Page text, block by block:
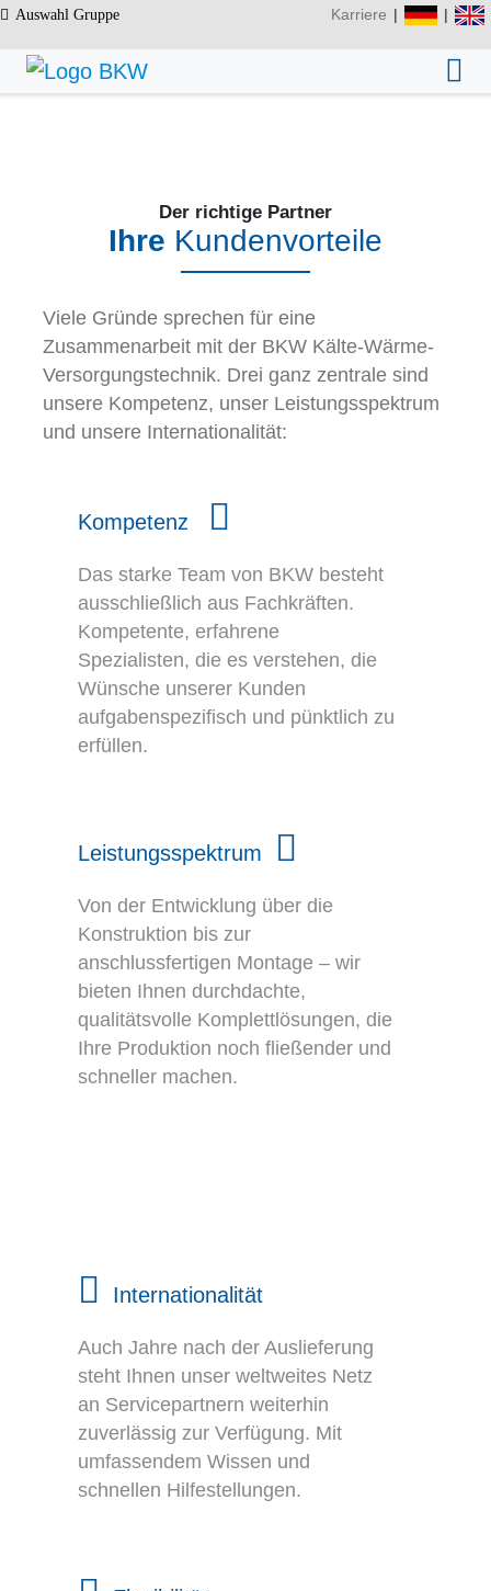
Auswahl Gruppe Karriere | |
Der richtige Partner
Ihre Kundenvorteile
Viele Gründe sprechen für eine
Zusammenarbeit mit der BKW Kälte-Wärme-
Versorgungstechnik. Drei ganz zentrale sind
unsere Kompetenz, unser Leistungsspektrum
und unsere Internationalität:
Kompetenz
Das starke Team von BKW besteht
ausschließlich aus Fachkräften.
Kompetente, erfahrene
Spezialisten, die es verstehen, die
Wünsche unserer Kunden
aufgabenspezifisch und pünktlich zu
erfüllen.
Leistungsspektrum
Von der Entwicklung über die
Konstruktion bis zur
anschlussfertigen Montage – wir
bieten Ihnen durchdachte,
qualitätsvolle Komplettlösungen, die
Ihre Produktion noch fließender und
schneller machen.
Internationalität
Auch Jahre nach der Auslieferung
steht Ihnen unser weltweites Netz
an Servicepartnern weiterhin
zuverlässig zur Verfügung. Mit
umfassendem Wissen und
schnellen Hilfestellungen.